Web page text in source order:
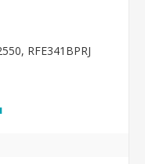
RFE341BPRJ